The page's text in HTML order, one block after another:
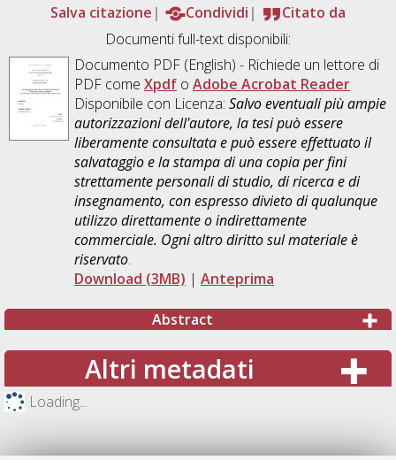
Salva citazione
Condividi
Citato da
Documenti full-text disponibili:
Documento PDF(English) - Richiede un lettore di
PDF come Xpdfo Adobe Acrobat Reader
Disponibile con Licenza: Salvo eventuali più ampie
autorizzazioni dell'autore, la tesi può essere
liberamente consultata e può essere effettuato il
salvataggio e la stampa di una copia per fini
strettamente personali di studio, di ricerca e di
insegnamento, con espresso divieto di qualunque
utilizzo direttamente o indirettamente
commerciale. Ogni altro diritto sul materiale è
riservato.
Download (3MB) | Anteprima
Abstract
Altri metadati
Loading...